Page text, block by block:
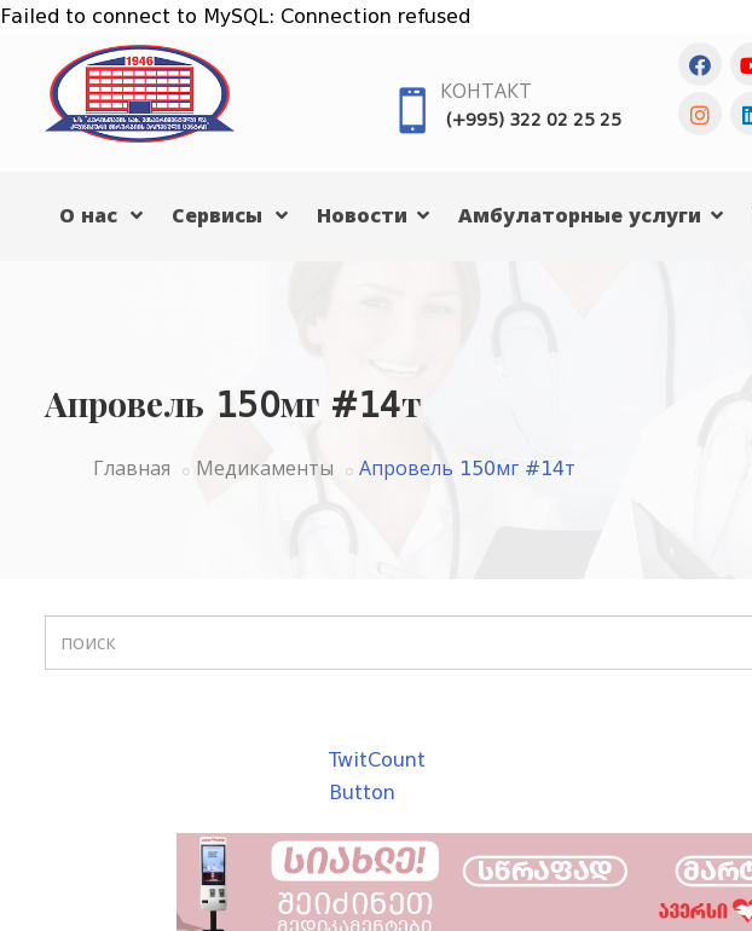
Failed to connect to MySQL: Connection refused
КОНТАКТ
(+995) 322 02 25 25
О нас Сервисы Новости Амбулаторные услуги
Апровель 150мг #14т
Главная Медикаменты Апровель 150мг #14т
TwitCount
Button